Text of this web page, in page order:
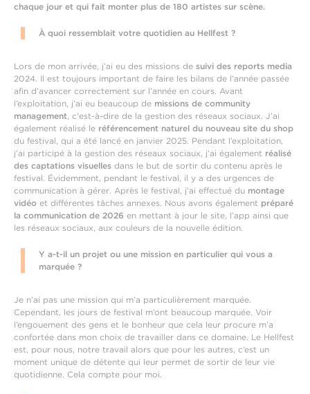
chaque jour et qui fait monter plus de 180 artistes sur scène.
À quoi ressemblait votre quotidien au Hellfest ?
Lors de mon arrivée, j’ai eu des missions de suivi des reports media
2024. Il est toujours important de faire les bilans de l’année passée
afin d’avancer correctement sur l’année en cours. Avant
l’exploitation, j’ai eu beaucoup de missions de community
management, c'est-à-dire de la gestion des réseaux sociaux. J’ai
également réalisé le référencement naturel du nouveau site du shop
du festival, qui a été lancé en janvier 2025. Pendant l’exploitation,
j’ai participé à la gestion des réseaux sociaux, j’ai également réalisé
des captations visuelles dans le but de sortir du contenu après le
festival. Évidemment, pendant le festival, il y a des urgences de
communication à gérer. Après le festival, j’ai effectué du montage
vidéo et différentes tâches annexes. Nous avons également préparé
la communication de 2026 en mettant à jour le site, l’app ainsi que
les réseaux sociaux, aux couleurs de la nouvelle édition.
Y a-t-il un projet ou une mission en particulier qui vous a
marquée ?
Je n’ai pas une mission qui m’a particulièrement marquée.
Cependant, les jours de festival m’ont beaucoup marquée. Voir
l’engouement des gens et le bonheur que cela leur procure m’a
confortée dans mon choix de travailler dans ce domaine. Le Hellfest
est, pour nous, notre travail alors que pour les autres, c’est un
moment unique de détente qui leur permet de sortir de leur vie
quotidienne. Cela compte pour moi.